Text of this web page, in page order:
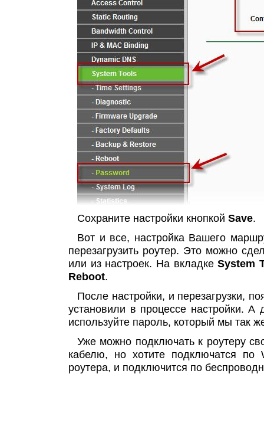
Сохраните настройки кнопкой Save.
Вот и все, настройка Вашего
перезагрузить роутер. Это можно
или из настроек. На вкладкеSystem
Reboot.
После настройки, и перезагрузки,
установили в процессе настройки.
используйте пароль, который мы так
Уже можно подключать к роутеру
кабелю, но хотите подключатся по
роутера, и подключится по